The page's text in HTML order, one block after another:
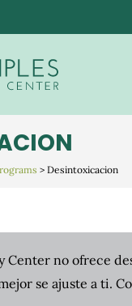
> Desintoxicacion
Center no ofrece
se ajuste a ti.